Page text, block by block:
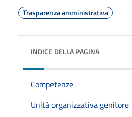
Trasparenza amministrativa
INDICE DELLA PAGINA
Competenze
Unità organizzativa genitore